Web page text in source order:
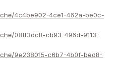
4c4be902-4ce1-462a-be0c-
08ff3dc8-cb93-496d-9113-
9e238015-c6b7-4b0f-bed8-